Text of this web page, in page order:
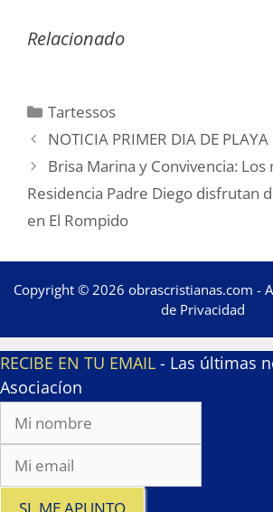
Relacionado
Categorías
Tartessos
NOTICIA PRIMER DIA DE PLAYA
Brisa Marina y Convivencia:
Residencia Padre Diego disfrutan
en El Rompido
Copyright © 2026 obrascristianas.com -
de Privacidad
RECIBE EN TU EMAIL - Las últimas
Asociacíon